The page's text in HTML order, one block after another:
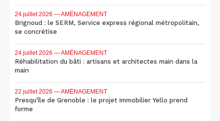
24 juillet 2026 — AMÉNAGEMENT
Brignoud : le SERM, Service express régional métropolitain,
se concrétise
24 juillet 2026 — AMÉNAGEMENT
Réhabilitation du bâti : artisans et architectes main dans la
main
22 juillet 2026 — AMÉNAGEMENT
Presqu'île de Grenoble : le projet immobilier Yello prend
forme